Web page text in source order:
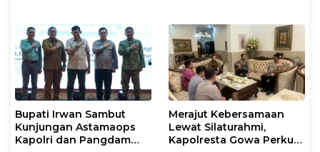
Bupati Irwan Sambut
Kunjungan Astamaops
Kapolri dan Pangdam
Merajut Kebersamaan
Lewat Silaturahmi,
Kapolresta Gowa Perkuat